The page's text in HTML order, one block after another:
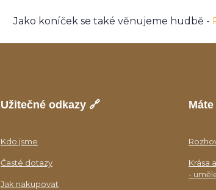
Jako koníček se také věnujeme hudbě -
Užitečné odkazy 🔗
Kdo jsme
Časté dotazy
Jak nakupovat
Krása
-